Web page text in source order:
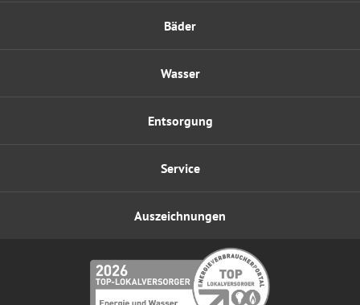
Wasser
Bäder
Entsorgung
Service
Auszeichnungen